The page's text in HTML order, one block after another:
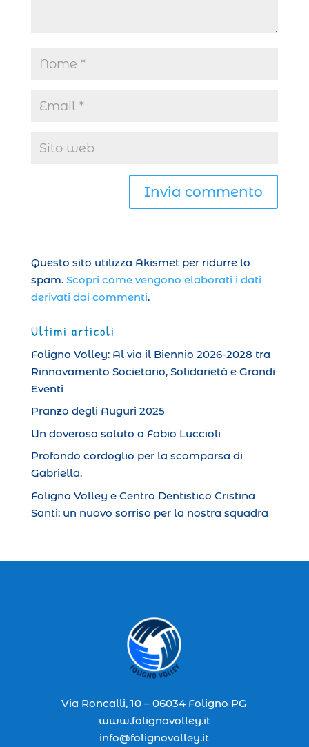
Questo sito utilizza Akismet per ridurre lo
spam. Scopri come vengono elaborati i dati
derivati dai commenti.
Ultimi articoli
Foligno Volley: Al via il Biennio 2026-2028 tra
Rinnovamento Societario, Solidarietà e Grandi
Eventi
Pranzo degli Auguri 2025
Un doveroso saluto a Fabio Luccioli
Profondo cordoglio per la scomparsa di
Gabriella.
Foligno Volley e Centro Dentistico Cristina
Santi: un nuovo sorriso per la nostra squadra
Via Roncalli, 10 – 06034 Foligno PG
www.folignovolley.it
info@folignovolley.it